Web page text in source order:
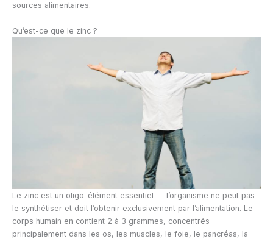
sources alimentaires.
Qu’est-ce que le zinc ?
Le zinc est un oligo-élément essentiel — l’organisme ne peut pas
le synthétiser et doit l’obtenir exclusivement par l’alimentation. Le
corps humain en contient 2 à 3 grammes, concentrés
principalement dans les os, les muscles, le foie, le pancréas, la